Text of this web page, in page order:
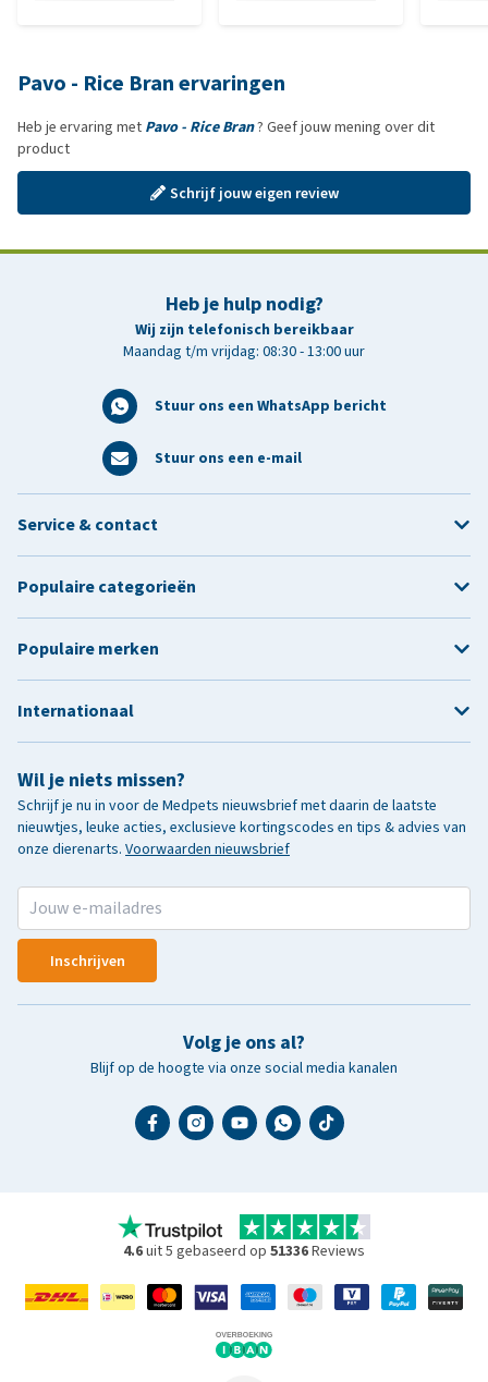
Pavo - Rice Bran ervaringen
Heb je ervaring met Pavo - Rice Bran? Geef jouw mening over dit
product
Schrijf jouw eigen review
Heb je hulp nodig?
Wij zijn telefonisch bereikbaar
Maandag t/m vrijdag: 08:30 - 13:00 uur
Stuur ons een WhatsApp bericht
Stuur ons een e-mail
Wil je niets missen?
Schrijf je nu in voor de Medpets nieuwsbrief met daarin de laatste
nieuwtjes, leuke acties, exclusieve kortingscodes en tips & advies van
onze dierenarts. Voorwaarden nieuwsbrief
Inschrijven
Volg je ons al?
Blijf op de hoogte via onze social media kanalen
Service & contact
Populaire categorieën
Populaire merken
Internationaal
4.6uit 5 gebaseerd op 51336Reviews